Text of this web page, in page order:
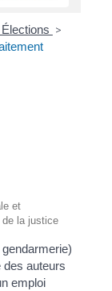
>
et
de la justice
des auteurs
emploi